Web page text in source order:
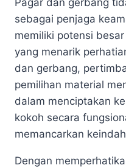
Pagar dan gerbang
sebagai penjaga
memiliki potensi
yang menarik
dan gerbang,
pemilihan material
dalam menciptakan
kokoh secara
memancarkan
Dengan